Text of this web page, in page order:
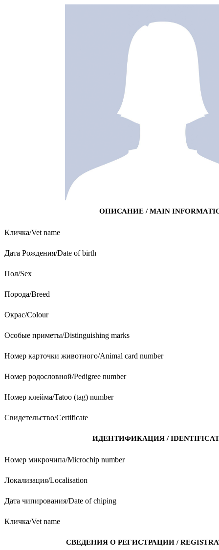
ОПИСАНИЕ / MAIN
Кличка/Vet name
Дата Рождения/Date of birth
Пол/Sex
Порода/Breed
Окрас/Colour
Особые приметы/Distinguishing marks
Номер карточки животного/Animal card number
Номер родословной/Pedigree number
Номер клейма/Tatoo (tag) number
Свидетельство/Certificate
ИДЕНТИФИКАЦИЯ /
Номер микрочипа/Microchip number
Локализация/Localisation
Дата чипирования/Date of chiping
Кличка/Vet name
СВЕДЕНИЯ О РЕГИСТРАЦИИ /